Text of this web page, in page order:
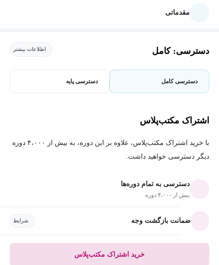
مقدماتی
دسترسی: کامل اطلاعات بیشتر
دسترسی کامل دسترسی پایه
اشتراک مکتب‌پلاس
با خرید اشتراک مکتب‌پلاس، علاوه بر این دوره، به بیش از ۴،۰۰۰ دوره
دیگر دسترسی خواهید داشت.
دسترسی به تمام دوره‌ها
بیش از ۴،۰۰۰ دوره
ضمانت بازگشت وجه شرایط
خرید اشتراک مکتب‌پلاس